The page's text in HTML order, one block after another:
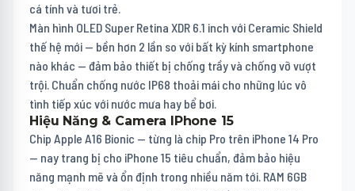
cá tính và tươi trẻ.
Màn hình OLED Super Retina XDR 6.1 inch với Ceramic Shield
thế hệ mới — bền hơn 2 lần so với bất kỳ kính smartphone
nào khác — đảm bảo thiết bị chống trầy và chống vỡ vượt
trội. Chuẩn chống nước IP68 thoải mái cho những lúc vô
tình tiếp xúc với nước mưa hay bể bơi.
Hiệu Năng & Camera IPhone 15
Chip Apple A16 Bionic — từng là chip Pro trên iPhone 14 Pro
— nay trang bị cho iPhone 15 tiêu chuẩn, đảm bảo hiệu
năng mạnh mẽ và ổn định trong nhiều năm tới. RAM 6GB